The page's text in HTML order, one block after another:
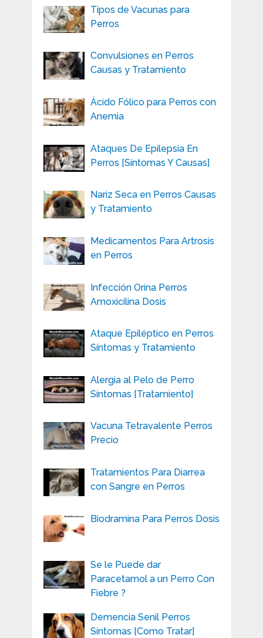
Tipos de Vacunas para
Perros
Convulsiones en Perros
Causas y Tratamiento
Ácido Fólico para Perros con
Anemia
Ataques De Epilepsia En
Perros [Síntomas Y Causas]
Nariz Seca en Perros Causas
y Tratamiento
Medicamentos Para Artrosis
en Perros
Infección Orina Perros
Amoxicilina Dosis
Ataque Epiléptico en Perros
Síntomas y Tratamiento
Alergia al Pelo de Perro
Síntomas [Tratamiento]
Vacuna Tetravalente Perros
Precio
Tratamientos Para Diarrea
con Sangre en Perros
Biodramina Para Perros Dosis
Se le Puede dar
Paracetamol a un Perro Con
Fiebre ?
Demencia Senil Perros
Síntomas [Como Tratar]